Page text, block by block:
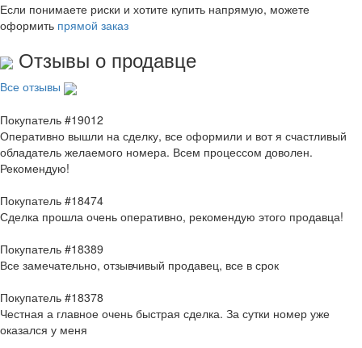
Если понимаете риски и хотите купить напрямую, можете
оформить прямой заказ
Отзывы о продавце
Все отзывы
Покупатель #19012
Оперативно вышли на сделку, все оформили и вот я счастливый
обладатель желаемого номера. Всем процессом доволен.
Рекомендую!
Покупатель #18474
Сделка прошла очень оперативно, рекомендую этого продавца!
Покупатель #18389
Все замечательно, отзывчивый продавец, все в срок
Покупатель #18378
Честная а главное очень быстрая сделка. За сутки номер уже
оказался у меня